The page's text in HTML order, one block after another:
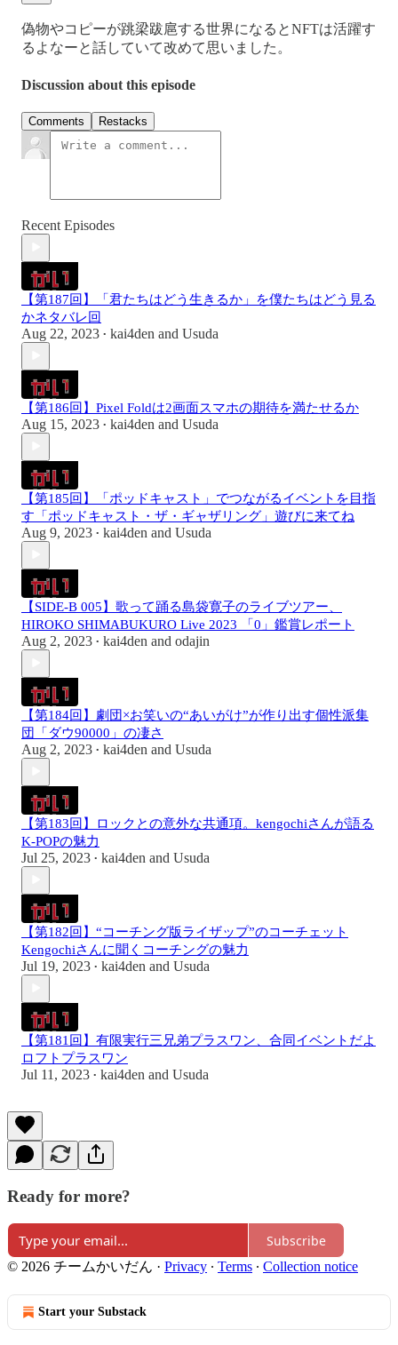
偽物やコピーが跳梁跋扈する世界になるとNFTは活躍す
るよなーと話していて改めて思いました。
Discussion about this episode
Comments Restacks
Recent Episodes
【第187回】「君たちはどう生きるか」を僕たちはどう見る
かネタバレ回
Aug 22, 2023 • kai4den and Usuda
【第186回】Pixel Foldは2画面スマホの期待を満たせるか
Aug 15, 2023 • kai4den and Usuda
【第185回】「ポッドキャスト」でつながるイベントを目指
す「ポッドキャスト・ザ・ギャザリング」遊びに来てね
Aug 9, 2023 • kai4den and Usuda
【SIDE-B 005】歌って踊る島袋寛子のライブツアー、
HIROKO SHIMABUKURO Live 2023 「0」鑑賞レポート
Aug 2, 2023 • kai4den and odajin
【第184回】劇団×お笑いの“あいがけ”が作り出す個性派集
団「ダウ90000」の凄さ
Aug 2, 2023 • kai4den and Usuda
【第183回】ロックとの意外な共通項。kengochiさんが語る
K-POPの魅力
Jul 25, 2023 • kai4den and Usuda
【第182回】“コーチング版ライザップ”のコーチェット
Kengochiさんに聞くコーチングの魅力
Jul 19, 2023 • kai4den and Usuda
【第181回】有限実行三兄弟プラスワン、合同イベントだよ
ロフトプラスワン
Jul 11, 2023 • kai4den and Usuda
Ready for more?
Subscribe
© 2026 チームかいだん · Privacy ∙ Terms ∙ Collection notice
Start your Substack